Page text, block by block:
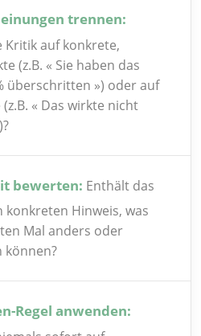
trennen:
Kritik auf konkrete,
(z.B. « Sie haben das
überschritten ») oder auf
« Das wirkte nicht
bewerten: Enthält das
konkreten Hinweis, was
Mal anders oder
können?
Regel anwenden: